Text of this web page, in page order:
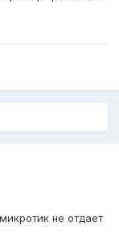
не отдает